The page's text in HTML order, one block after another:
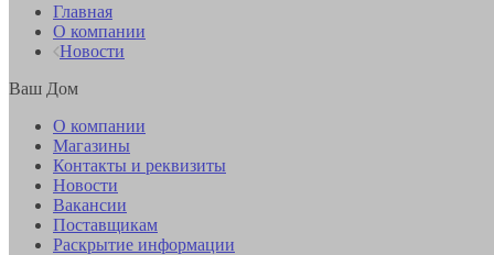
Главная
О компании
Новости
Ваш Дом
О компании
Магазины
Контакты и реквизиты
Новости
Вакансии
Поставщикам
Раскрытие информации